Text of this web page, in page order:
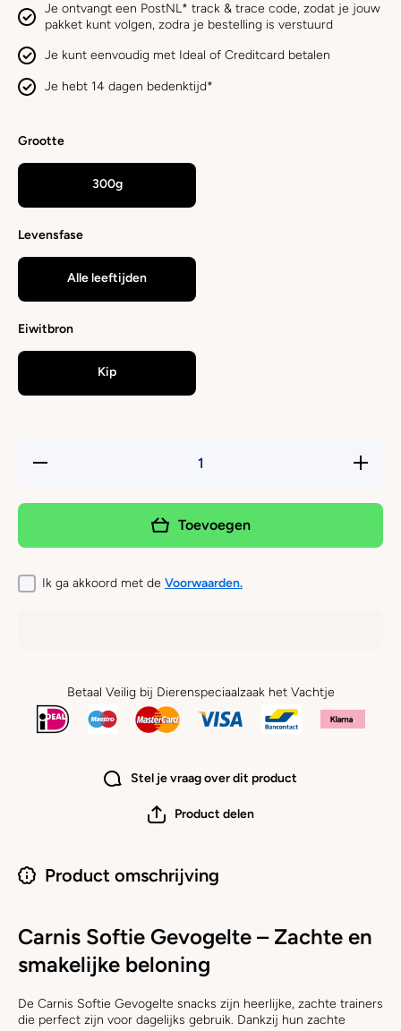
Je ontvangt een PostNL* track & trace code, zodat je jouw
pakket kunt volgen, zodra je bestelling is verstuurd
Je kunt eenvoudig met Ideal of Creditcard betalen
Je hebt 14 dagen bedenktijd*
Grootte
300g
Levensfase
Alle leeftijden
Eiwitbron
Kip
Hoeveelheid
Verhoog
Toevoegen
Ik ga akkoord met de Voorwaarden.
Betaal Veilig bij Dierenspeciaalzaak het Vachtje
Stel je vraag over dit product
Product delen
Product omschrijving
Carnis Softie Gevogelte – Zachte en
smakelijke beloning
De Carnis Softie Gevogelte snacks zijn heerlijke, zachte trainers
die perfect zijn voor dagelijks gebruik. Dankzij hun zachte